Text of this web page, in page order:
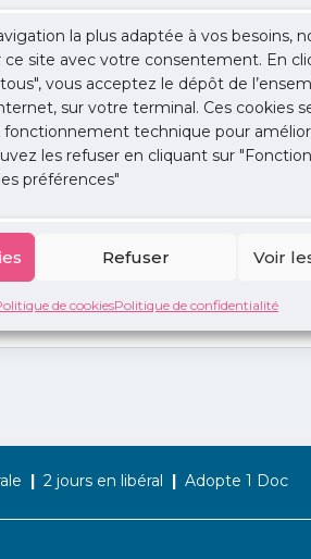
la plus adaptée à vos besoins,
ce site avec votre consentement. En
vous acceptez le dépôt de
sur votre terminal. Ces cookies
fonctionnement technique pour
les refuser en cliquant sur
préférences"
Refuser Voir
de cookiesPolitique de confidentialité
2 jours en libéral Adopte 1 Doc